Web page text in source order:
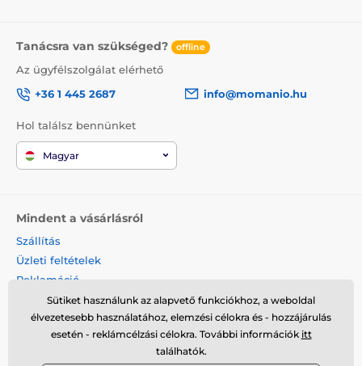
Tanácsra van szükséged? offline
Az ügyfélszolgálat elérhető
+36 1 445 2687
info@momanio.hu
Hol találsz bennünket
Magyar
Mindent a vásárlásról
Szállítás
Üzleti feltételek
Reklamáció
Termék visszaküldése
Termék cseréje
Cookies
Sütiket használunk az alapvető funkciókhoz, a weboldal
élvezetesebb használatához, elemzési célokra és - hozzájárulás
esetén - reklámcélzási célokra. További információk itt
találhatók.